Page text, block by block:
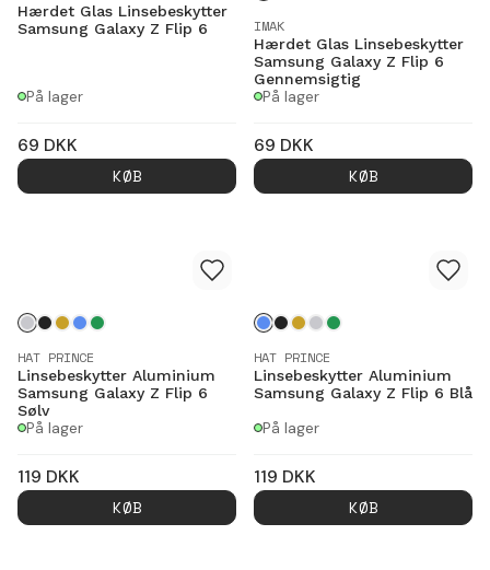
Hærdet Glas Linsebeskytter
Samsung Galaxy Z Flip 6
På lager
69 DKK
KØB
IMAK
Hærdet Glas Linsebeskytter
Samsung Galaxy Z Flip 6
Gennemsigtig
På lager
69 DKK
KØB
HAT PRINCE
Linsebeskytter Aluminium
Samsung Galaxy Z Flip 6
Sølv
På lager
119 DKK
KØB
HAT PRINCE
Linsebeskytter Aluminium
Samsung Galaxy Z Flip 6 Blå
På lager
119 DKK
KØB